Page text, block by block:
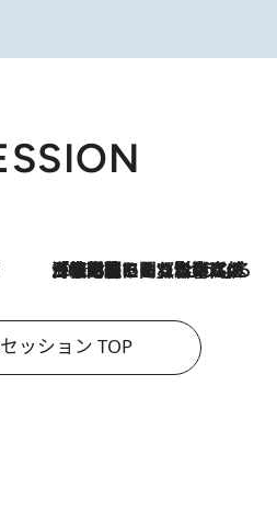
2026.8.3
「住宅建てられない…」「サーチャージ料の高値が続いている」ホルムズ海峡封鎖による影響はいつまで続く？《エネルギー専門家に聞く“どうなる日本の暮らし”》
ッション TOP